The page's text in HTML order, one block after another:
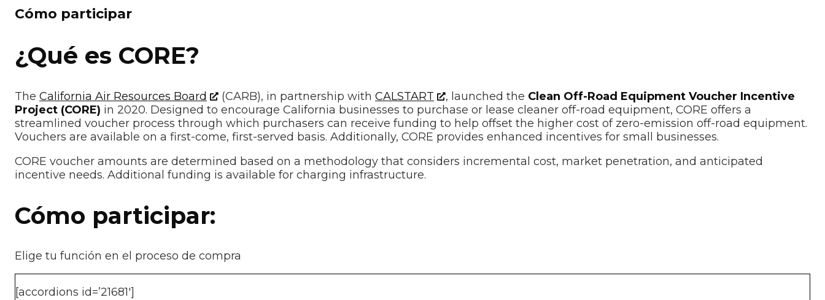
Cómo participar
¿Qué es CORE?
The California Air Resources Board (CARB), in partnership withCALSTART , launched the Clean Off-Road Equipment Voucher Incentive
Project (CORE) in 2020. Designed to encourage California businesses to purchase or lease cleaner off-road equipment, CORE offers a
streamlined voucher process through which purchasers can receive funding to help offset the higher cost of zero-emission off-road equipment.
Vouchers are available on a first-come, first-served basis. Additionally, CORE provides enhanced incentives for small businesses.
CORE voucher amounts are determined based on a methodology that considers incremental cost, market penetration, and anticipated
incentive needs. Additional funding is available for charging infrastructure.
Cómo participar:
Elige tu función en el proceso de compra
[accordions id=’21681′]